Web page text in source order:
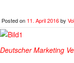
Posted on 11. April 2016by
Deutscher Marketing